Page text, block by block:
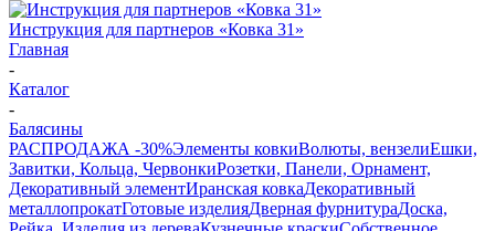
Инструкция для партнеров «Ковка 31»
Главная
-
Каталог
-
Балясины
РАСПРОДАЖА -30%Элементы ковкиВолюты, вензелиЕшки,
Завитки, Кольца, ЧервонкиРозетки, Панели, Орнамент,
Декоративный элементИранская ковкаДекоративный
металлопрокатГотовые изделияДверная фурнитураДоска,